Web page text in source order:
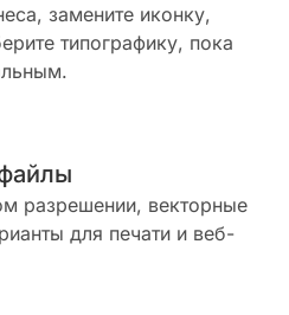
замените иконку,
типографику, пока
разрешении, векторные
для печати и веб-